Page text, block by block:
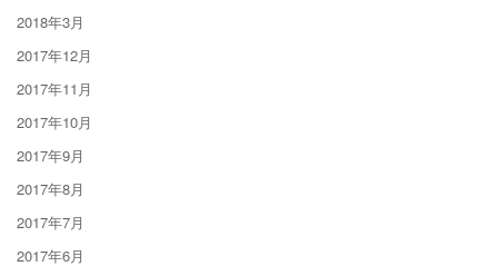
2018年3月
2017年12月
2017年11月
2017年10月
2017年9月
2017年8月
2017年7月
2017年6月